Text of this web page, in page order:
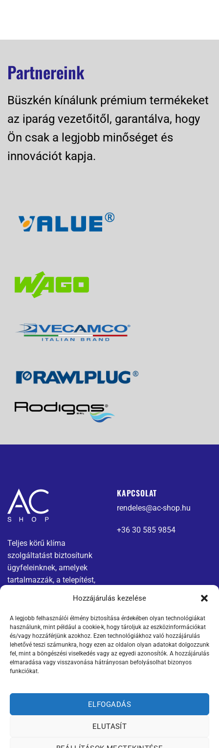
Hozzájárulás kezelése
A legjobb felhasználói élmény biztosítása érdekében olyan technológiákat
használunk, mint például a cookie-k, hogy tároljuk az eszközinformációkat
és/vagy hozzáférjünk azokhoz. Ezen technológiákhoz való hozzájárulás
lehetővé teszi számunkra, hogy ezen az oldalon olyan adatokat dolgozzunk
fel, mint a böngészési viselkedés vagy az egyedi azonosítók. A hozzájárulás
elmaradása vagy visszavonása hátrányosan befolyásolhat bizonyos
funkciókat.
ELFOGADÁS
ELUTASÍT
Partnereink
Büszkén kínálunk prémium termékeket
az iparág vezetőitől, garantálva, hogy
Ön csak a legjobb minőséget és
innovációt kapja.
Teljes körű klíma
szolgáltatást biztosítunk
ügyfeleinknek, amelyek
tartalmazzák, a telepítést,
KAPCSOLAT
rendeles@ac-shop.hu
+36 30 585 9854
Menü
Kapcsolat
Termékek
Jogi nyilatkozatok
Adatvédelmi tájékoztató